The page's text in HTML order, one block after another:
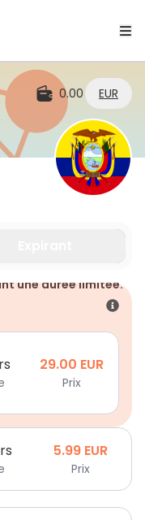
0.00 EUR
où que
une durée limitée.
29.00 EUR
Prix
5.99 EUR
Prix